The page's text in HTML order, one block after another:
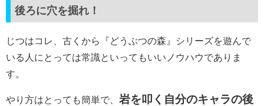
後ろに穴を掘れ！
じつはコレ、古くから『どうぶつの森』シリーズを遊んで
いる人にとっては常識といってもいいノウハウでありま
す。
やり方はとっても簡単で、 岩を叩く自分のキャラの後